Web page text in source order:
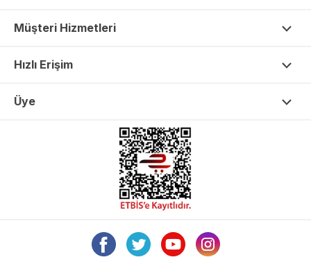
Müşteri Hizmetleri
Hızlı Erişim
Üye